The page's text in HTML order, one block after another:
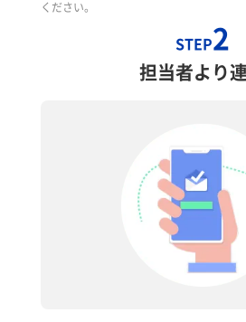
ください。
STEP2
担当者より